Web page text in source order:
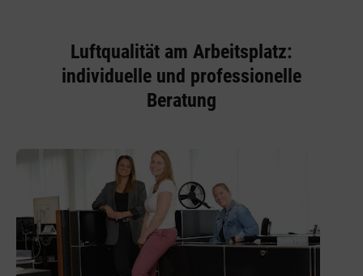
Luftqualität am Arbeitsplatz:
individuelle und professionelle
Beratung